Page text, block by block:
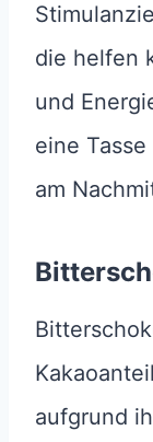
die helfen
und
eine
am
aufgrund